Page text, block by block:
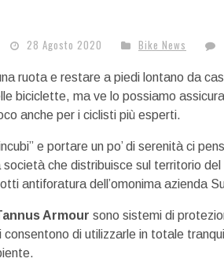
28 Agosto 2020 Bike News
ruota e restare a piedi lontano da
biciclette, ma ve lo possiamo
anche per i ciclisti più esperti.
e portare un po’ di serenità ci
società che distribuisce sul territorio
antiforatura dell’omonima azienda
Armour sono sistemi di
di utilizzarle in totale